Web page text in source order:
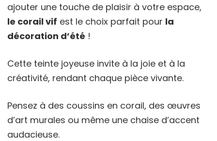
ajouter une touche de plaisir à votre espace,
le corail vif est le choix parfait pour la
décoration d’été !
Cette teinte joyeuse invite à la joie et à la
créativité, rendant chaque pièce vivante.
Pensez à des coussins en corail, des œuvres
d’art murales ou même une chaise d’accent
audacieuse.